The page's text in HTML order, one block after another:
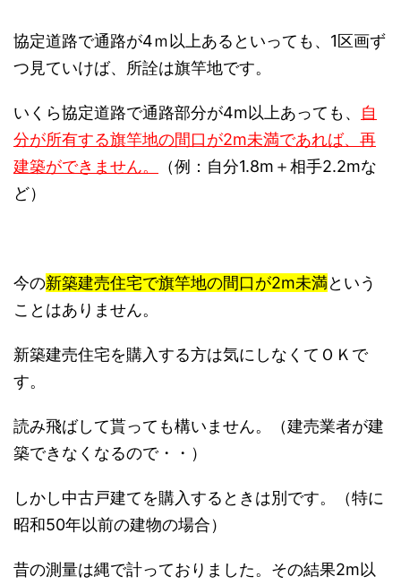
協定道路で通路が4ｍ以上あるといっても、1区画ず
つ見ていけば、所詮は旗竿地です。
いくら協定道路で通路部分が4m以上あっても、 自
分が所有する旗竿地の間口が2m未満であれば、再
建築ができません。
（例：自分1.8m＋相手2.2mな
ど）
今の新築建売住宅で旗竿地の間口が2m未満という
ことはありません。
新築建売住宅を購入する方は気にしなくてＯＫで
す。
読み飛ばして貰っても構いません。（建売業者が建
築できなくなるので・・）
しかし中古戸建てを購入するときは別です。（特に
昭和50年以前の建物の場合）
昔の測量は縄で計っておりました。その結果2m以